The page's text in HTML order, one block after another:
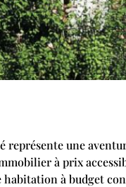
représente une
à prix
à budget